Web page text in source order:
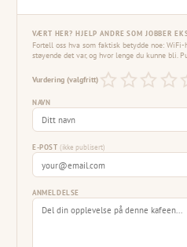
VÆRT HER? HJELP ANDRE SOM JOBBER
Fortell oss hva som faktisk betydde noe:
støyende det var, og hvor lenge du kunne bli.
Vurdering (valgfritt)
NAVN
E-POST(ikke publisert)
ANMELDELSE